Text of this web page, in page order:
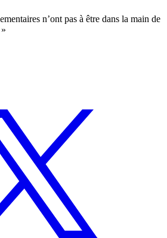
n’ont pas à être dans la main de